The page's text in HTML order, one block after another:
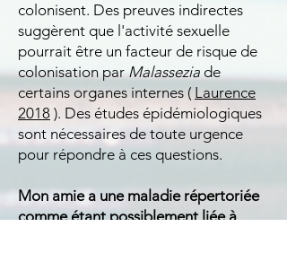
colonisent. Des preuves indirectes
suggèrent que l'activité sexuelle
pourrait être un facteur de risque de
colonisation parMalassezia de
certains organes internes ( Laurence
2018 ). Des études épidémiologiques
sont nécessaires de toute urgence
pour répondre à ces questions.
Mon amie a une maladie répertoriée
comme étant possiblement liée à